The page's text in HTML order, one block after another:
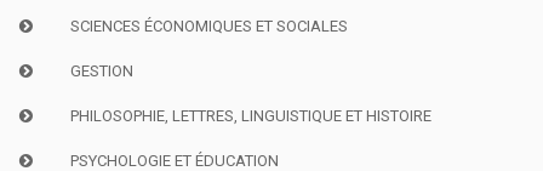
SCIENCES ÉCONOMIQUES ET SOCIALES
GESTION
PHILOSOPHIE, LETTRES, LINGUISTIQUE ET HISTOIRE
PSYCHOLOGIE ET ÉDUCATION